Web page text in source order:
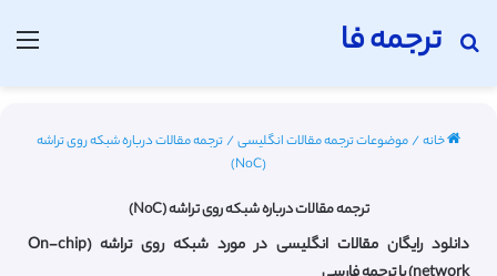
ترجمه فا
جستجو برای
خانه/موضوعات ترجمه مقالات انگلیسی/ترجمه مقالات درباره شبکه روی تراشه
(NoC)
ترجمه مقالات درباره شبکه روی تراشه (NoC)
دانلود رایگان مقالات انگلیسی در مورد شبکه روی تراشه (On-chip